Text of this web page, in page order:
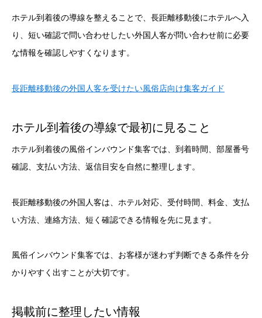
ホテル到着後の導線を整えることで、長距離移動後にホテルへ入
り、短い確認で問い合わせしたい外国人客が問い合わせ前に必要
な情報を確認しやすくなります。
長距離移動後の外国人客を受けたい風俗店向け集客ガイド
ホテル到着後の導線で最初に見ること
ホテル到着後の風俗インバウンド集客では、到着時間、部屋番号
確認、支払い方法、返信目安を自然に整理します。
長距離移動後の外国人客は、ホテル対応、受付時間、料金、支払
い方法、連絡方法、短く確認できる情報を先に見ます。
風俗インバウンド集客では、お客様が迷わず判断できる条件を分
かりやすく出すことが大切です。
掲載前に整理したい情報